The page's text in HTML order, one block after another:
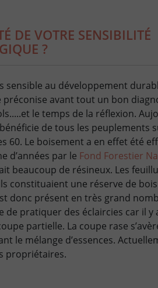
DE VOTRE SENSIBILITÉ
?
sensible au développement
préconise avant tout un bon
le temps de la réflexion.
de tous les peuplements
60. Le boisement a en effet été
d’années par le Fond Forestier
beaucoup de résineux. Les
constituaient une réserve de
donc présent en très grand
pratiquer des éclaircies car il y
partielle. La coupe rase
le mélange d’essences.
propriétaires.